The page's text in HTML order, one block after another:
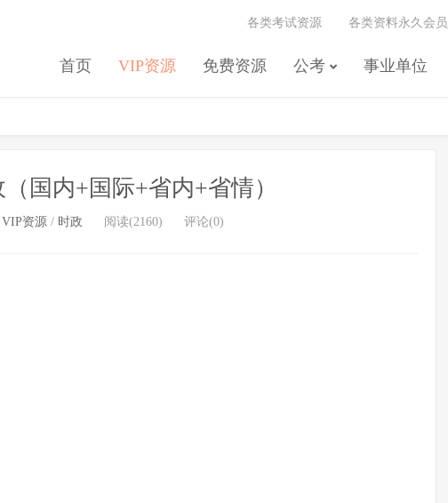
首页 VIP资源 免费资源 公考 事业单位
各类考试资源 各类资料永久会员
国内+国际+省内+省情）
VIP资源 / 时政 阅读(2160) 评论(0)